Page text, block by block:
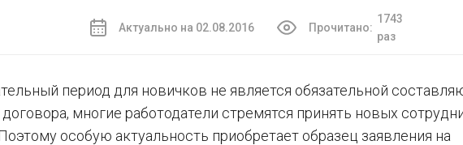
Актуально на 02.08.2016 Прочитано:
1743
раз
период для новичков не является обязательной
многие работодатели стремятся принять новых
особую актуальность приобретает образец заявления на